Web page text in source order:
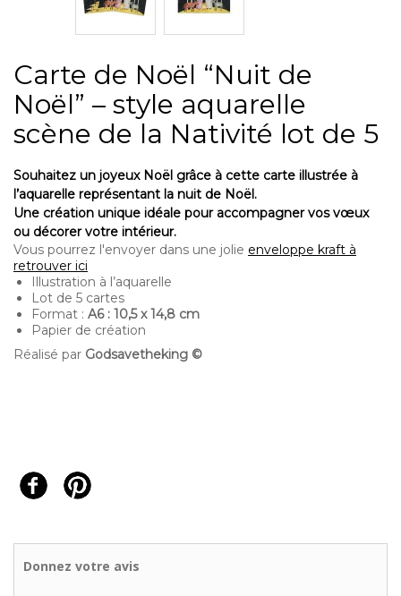
Carte de Noël “Nuit de
Noël” – style aquarelle
scène de la Nativité lot de 5
Souhaitez un joyeux Noël grâce à cette carte illustrée à
l’aquarelle représentant la nuit de Noël.
Une création unique idéale pour accompagner vos vœux
ou décorer votre intérieur.
Vous pourrez l'envoyer dans une jolie enveloppe kraft à
retrouver ici
Illustration à l’aquarelle
Lot de 5 cartes
Format : A6 : 10,5 x 14,8 cm
Papier de création
Réalisé par Godsavetheking ©
Donnez votre avis